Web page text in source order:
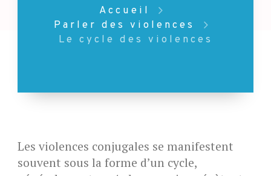
Accueil
Parler des violences
Le cycle des violences
Les violences conjugales se manifestent
souvent sous la forme d’un cycle,